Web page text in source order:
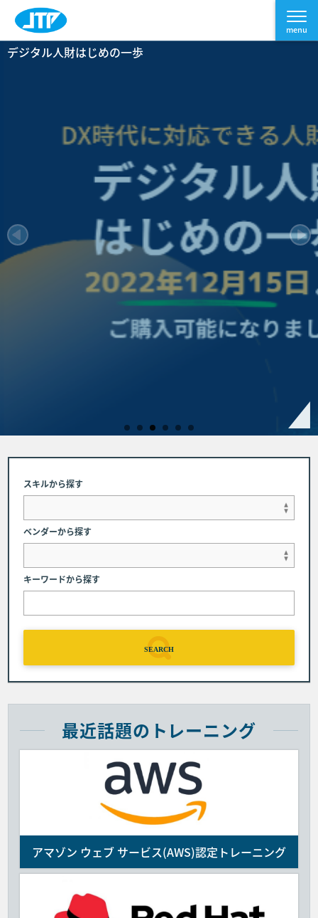
SAPトレーニン
グ、開始！
SAPで広がる可能性、学びでつ
かむチャンス
ITスキルアセスメ
ント GAIT
2022年10月サイトリニューアルOPEN
サンプル問題を今すぐCheck!
デジタル人財はじめの一歩
人財育成YouTubeチャンネ
ル Start！
DX（デジタルトランスフォーメーション）につい
て動画を使って効率よく学習
Web配信プラットフォーム
導入事例
コロナをきっかけに社内の試験システムを「紙」
の試験から「オンライン」の試験へと迅速に変革
Connect to the F
uture
企業の未来をつくるのは、人だ
JTPの人財育成
スキルから探す
ベンダーから探す
キーワードから探す
SEARCH
最近話題のトレーニング
アマゾン ウェブ サービス(AWS)認定トレーニング